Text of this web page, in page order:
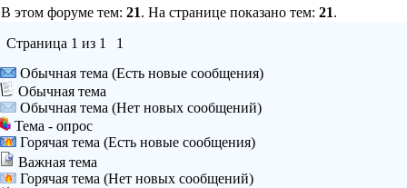
В этом форуме тем: 21. На странице показано тем: 21.
Страница 1 из 1
1
Обычная тема (Есть новые сообщения)
Обычная тема
Обычная тема (Нет новых сообщений)
Тема - опрос
Горячая тема (Есть новые сообщения)
Важная тема
Горячая тема (Нет новых сообщений)